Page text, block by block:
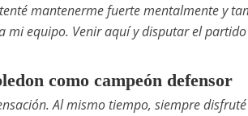
mantenerme fuerte mentalmente y
mi equipo. Venir aquí y disputar el
como campeón defensor
Al mismo tiempo, siempre